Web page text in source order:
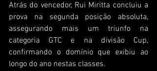
Atrás do vencedor, Rui Miritta concluiu a
prova na segunda posição absoluta,
assegurando mais um triunfo na
categoria GTC e na divisão Cup,
confirmando o domínio que exibiu ao
longo do ano nestas classes.